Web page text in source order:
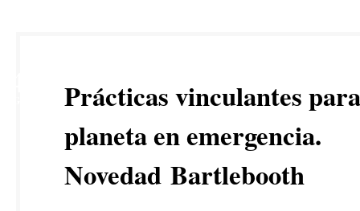
Prácticas vinculantes
planeta en emergencia.
Novedad Bartlebooth